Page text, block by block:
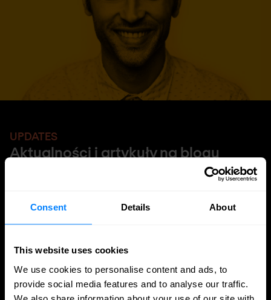
Consent Details About
This website uses cookies
We use cookies to personalise content and ads, to
provide social media features and to analyse our traffic.
UPDATES
Aktualności i artykuły na blogu